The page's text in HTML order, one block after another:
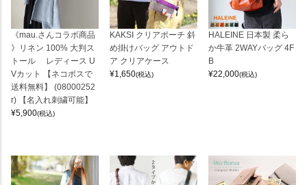
《mau.さんコラボ商品
》リネン 100% 大判ス
トール レディース U
Vカット 【ネコポスで
送料無料】 (08000252
r) 【名入れ刺繍可能】
¥5,900(税込)
KAKSI クリアポーチ 斜
め掛けバッグ アウトド
ア クリアケース
¥1,650(税込)
HALEINE 日本製 柔ら
か牛革 2WAYバッグ 4F
B
¥22,000(税込)